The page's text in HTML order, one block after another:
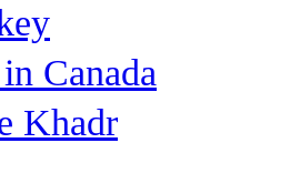
Canada
Khadr